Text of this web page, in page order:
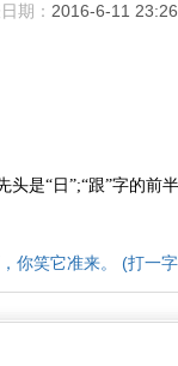
期： 2016-6-11 23:26
头是“日”;“跟”字的前
你笑它准来。 (打一